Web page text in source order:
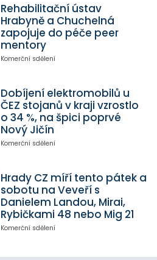
Rehabilitační ústav
Hrabyně a Chuchelná
zapojuje do péče peer
mentory
Komerční sdělení
Dobíjení elektromobilů u
ČEZ stojanů v kraji vzrostlo
o 34 %, na špici poprvé
Nový Jičín
Komerční sdělení
Hrady CZ míří tento pátek a
sobotu na Veveří s
Danielem Landou, Mirai,
Rybičkami 48 nebo Mig 21
Komerční sdělení